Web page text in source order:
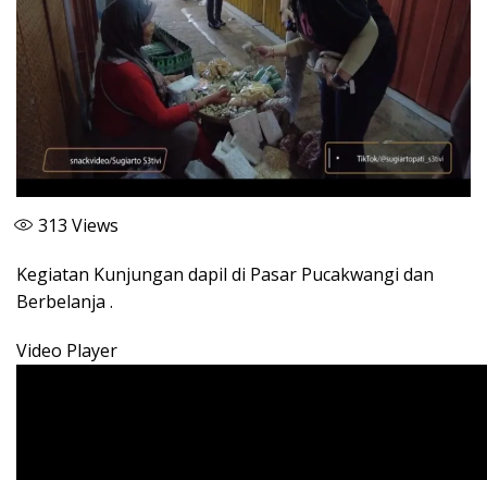
313 Views
Kegiatan Kunjungan dapil di Pasar Pucakwangi dan
Berbelanja .
Video Player